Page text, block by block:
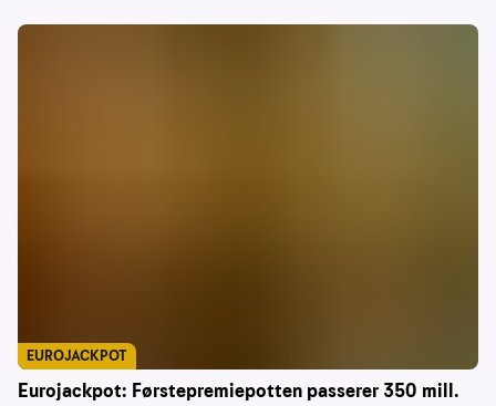
Eurojackpot: Førstepremiepotten passerer 350 mill.
EUROJACKPOT